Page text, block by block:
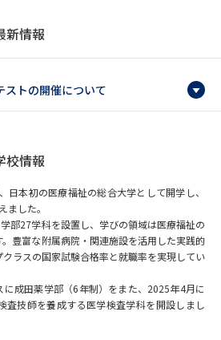
徴を調べる
集
新情報
ストの開催について
校情報
日本初の医療福祉の総合大学として開学し、
ました。
部27学科を設置し、学びの領域は医療福祉の
豊富な附属病院・関連施設を活用した実践的
ラスの国家試験合格率と就職率を実現してい
成田薬学部（6年制）をまた、2025年4月に
査技師を養成する医学検査学科を開設しまし